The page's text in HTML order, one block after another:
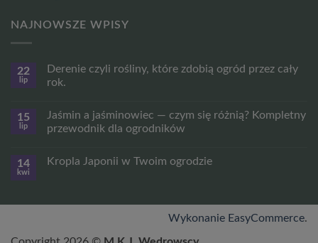
NAJNOWSZE WPISY
22
lip
Derenie czyli rośliny, które zdobią ogród przez cały
rok.
do
czyli
zdobią
15
lip
Jaśmin a jaśminowiec — czym się różnią? Kompletny
przewodnik dla ogrodników
do
14
kwi
Kropla Japonii w Twoim ogrodzie
Kropla
ogrodzie
Wykonanie EasyCommerce.